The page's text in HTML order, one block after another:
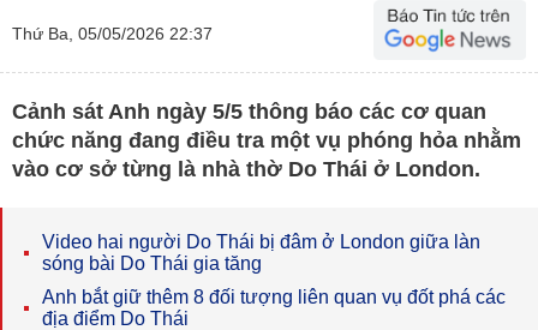
Thứ Ba, 05/05/2026 22:37
Cảnh sát Anh ngày 5/5 thông báo các cơ quan
chức năng đang điều tra một vụ phóng hỏa nhằm
vào cơ sở từng là nhà thờ Do Thái ở London.
Video hai người Do Thái bị đâm ở London giữa làn
sóng bài Do Thái gia tăng
Anh bắt giữ thêm 8 đối tượng liên quan vụ đốt phá các
địa điểm Do Thái